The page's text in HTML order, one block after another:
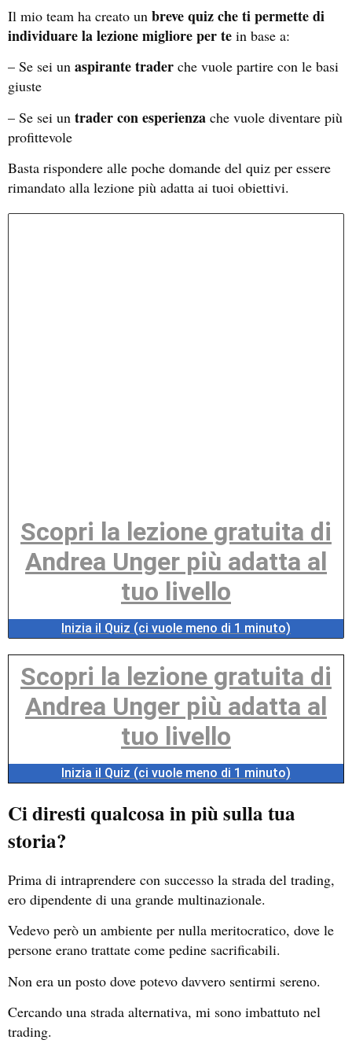
Il mio team ha creato un breve quiz che ti permette di
individuare la lezione migliore per te in base a:
– Se sei un aspirante trader che vuole partire con le basi
giuste
– Se sei un trader con esperienza che vuole diventare più
profittevole
Basta rispondere alle poche domande del quiz per essere
rimandato alla lezione più adatta ai tuoi obiettivi.
Scopri la lezione gratuita di
Andrea Unger più adatta al
tuo livello
Inizia il Quiz (ci vuole meno di 1 minuto)
Scopri la lezione gratuita di
Andrea Unger più adatta al
tuo livello
Inizia il Quiz (ci vuole meno di 1 minuto)
Ci diresti qualcosa in più sulla tua
storia?
Prima di intraprendere con successo la strada del trading,
ero dipendente di una grande multinazionale.
Vedevo però un ambiente per nulla meritocratico, dove le
persone erano trattate come pedine sacrificabili.
Non era un posto dove potevo davvero sentirmi sereno.
Cercando una strada alternativa, mi sono imbattuto nel
trading.